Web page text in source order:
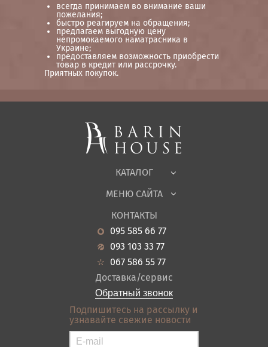
всегда принимаем во внимание ваши
пожелания;
быстро реагируем на обращения;
предлагаем выгодную цену
непромокаемого наматрасника в
Украине;
предоставляем возможность приобрести
товар в кредит или рассрочку.
Приятных покупок.
КАТАЛОГ
Спальни, Кровати
Корпусная мебель
Офисная мебель
Садовая мебель
Гостиная
Кухня
Прихожие
Ванная
Акции
МЕНЮ САЙТА
О нас
Новости
Гарантия
Кредит
Оплата и доставка
Отзывы
Контакты
Карта сайта
Условия покупки
КОНТАКТЫ
095 585 66 77
093 103 33 77
067 586 55 77
Доставка/сервис
Обратный звонок
Подпишитесь на рассылку и
узнавайте свежие новости